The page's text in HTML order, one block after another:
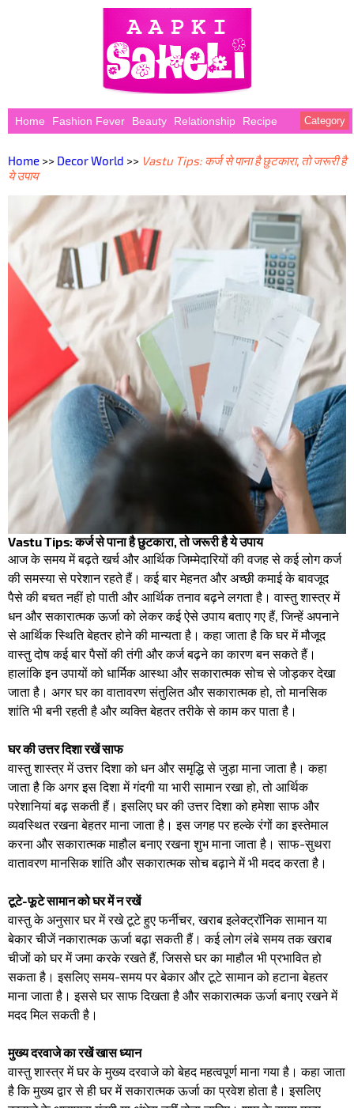
Home Fashion Fever Beauty Relationship Recipe Category
Home >> Decor World >> Vastu Tips: कर्ज से पाना है छुटकारा, तो जरूरी है
ये उपाय
Vastu Tips: कर्ज से पाना है छुटकारा, तो जरूरी है ये उपाय
आज के समय में बढ़ते खर्च और आर्थिक जिम्मेदारियों की वजह से कई लोग कर्ज
की समस्या से परेशान रहते हैं। कई बार मेहनत और अच्छी कमाई के बावजूद
पैसे की बचत नहीं हो पाती और आर्थिक तनाव बढ़ने लगता है। वास्तु शास्त्र में
धन और सकारात्मक ऊर्जा को लेकर कई ऐसे उपाय बताए गए हैं, जिन्हें अपनाने
से आर्थिक स्थिति बेहतर होने की मान्यता है। कहा जाता है कि घर में मौजूद
वास्तु दोष कई बार पैसों की तंगी और कर्ज बढ़ने का कारण बन सकते हैं।
हालांकि इन उपायों को धार्मिक आस्था और सकारात्मक सोच से जोड़कर देखा
जाता है। अगर घर का वातावरण संतुलित और सकारात्मक हो, तो मानसिक
शांति भी बनी रहती है और व्यक्ति बेहतर तरीके से काम कर पाता है।
घर की उत्तर दिशा रखें साफ
वास्तु शास्त्र में उत्तर दिशा को धन और समृद्धि से जुड़ा माना जाता है। कहा
जाता है कि अगर इस दिशा में गंदगी या भारी सामान रखा हो, तो आर्थिक
परेशानियां बढ़ सकती हैं। इसलिए घर की उत्तर दिशा को हमेशा साफ और
व्यवस्थित रखना बेहतर माना जाता है। इस जगह पर हल्के रंगों का इस्तेमाल
करना और सकारात्मक माहौल बनाए रखना शुभ माना जाता है। साफ-सुथरा
वातावरण मानसिक शांति और सकारात्मक सोच बढ़ाने में भी मदद करता है।
टूटे-फूटे सामान को घर में न रखें
वास्तु के अनुसार घर में रखे टूटे हुए फर्नीचर, खराब इलेक्ट्रॉनिक सामान या
बेकार चीजें नकारात्मक ऊर्जा बढ़ा सकती हैं। कई लोग लंबे समय तक खराब
चीजों को घर में जमा करके रखते हैं, जिससे घर का माहौल भी प्रभावित हो
सकता है। इसलिए समय-समय पर बेकार और टूटे सामान को हटाना बेहतर
माना जाता है। इससे घर साफ दिखता है और सकारात्मक ऊर्जा बनाए रखने में
मदद मिल सकती है।
मुख्य दरवाजे का रखें खास ध्यान
वास्तु शास्त्र में घर के मुख्य दरवाजे को बेहद महत्वपूर्ण माना गया है। कहा जाता
है कि मुख्य द्वार से ही घर में सकारात्मक ऊर्जा का प्रवेश होता है। इसलिए